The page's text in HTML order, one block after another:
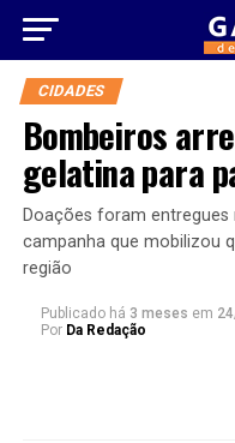
CIDADES
Bombeiros
gelatina para
Doações foram
campanha que mobilizou
região
Publicado há 3 meses em
Por Da Redação